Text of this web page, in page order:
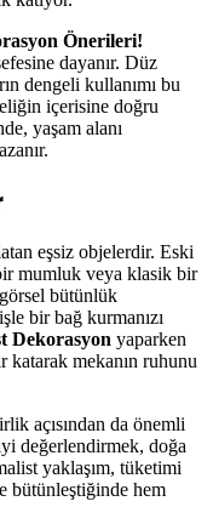
Önerileri!
dayanır. Düz
dengeli kullanımı bu
içerisine doğru
yaşam alanı
eşsiz objelerdir. Eski
mumluk veya klasik bir
bütünlük
bir bağ kurmanızı
Dekorasyon yaparken
katarak mekanın ruhunu
açısından da önemli
değerlendirmek, doğa
yaklaşım, tüketimi
bütünleştiğinde hem